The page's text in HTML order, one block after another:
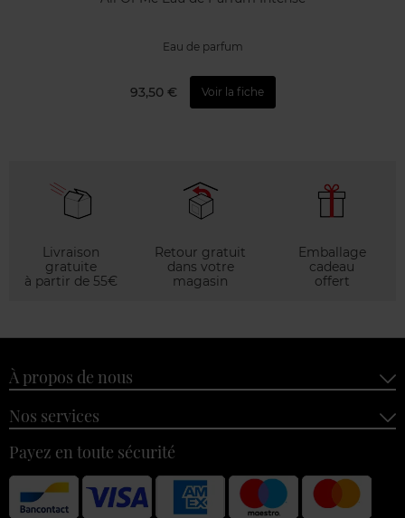
Eau de parfum
93,50 € Voir la fiche
Livraison
gratuite
à partir de 55€
Retour gratuit
dans votre
magasin
Emballage
cadeau
offert
À propos de nous
Nos services
Payez en toute sécurité